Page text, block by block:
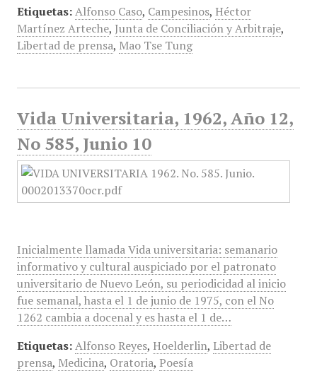
Etiquetas: Alfonso Caso, Campesinos, Héctor
Martínez Arteche, Junta de Conciliación y Arbitraje,
Libertad de prensa, Mao Tse Tung
Vida Universitaria, 1962, Año 12,
No 585, Junio 10
Inicialmente llamada Vida universitaria: semanario
informativo y cultural auspiciado por el patronato
universitario de Nuevo León, su periodicidad al inicio
fue semanal, hasta el 1 de junio de 1975, con el No
1262 cambia a docenal y es hasta el 1 de…
Etiquetas: Alfonso Reyes, Hoelderlin, Libertad de
prensa, Medicina, Oratoria, Poesía